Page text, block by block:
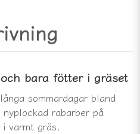
bara fötter i gräset
sommardagar bland
rabarber på
varmt gräs.